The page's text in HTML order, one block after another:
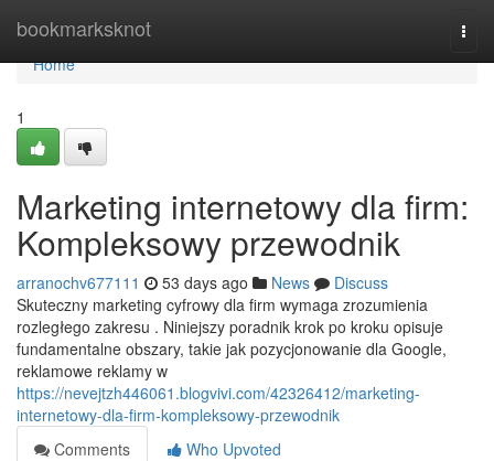
bookmarksknot
Home
Home
1
Marketing internetowy dla firm:
Kompleksowy przewodnik
arranochv677111 53 days ago News
Discuss
Skuteczny marketing cyfrowy dla firm wymaga zrozumienia
rozległego zakresu . Niniejszy poradnik krok po kroku opisuje
fundamentalne obszary, takie jak pozycjonowanie dla Google,
reklamowe reklamy w
https://nevejtzh446061.blogvivi.com/42326412/marketing-
internetowy-dla-firm-kompleksowy-przewodnik
Comments
Who Upvoted